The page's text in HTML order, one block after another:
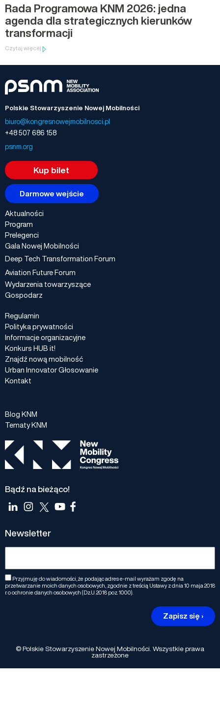
Rada Programowa KNM 2026: jedna
agenda dla strategicznych kierunków
transformacji
Czytaj więcej
Polskie Stowarzyszenie Nowej Mobilności
biuro@kongresnowejmobilnosci.pl
+48 507 686 158
psnm.org
Kup bilet
Darmowe wejście
Aktualności
Program
Prelegenci
Gala Nowej Mobilności
Deep Tech Transformation Forum
Aviation Future Forum
Wydarzenia towarzyszące
Gospodarz
Regulamin
Polityka prywatności
Informacje organizacyjne
Konkurs HUB it!
Znajdź nową mobilność
Urban Innovator Głosowanie
Kontakt
Blog KNM
Tematy KNM
Bądź na bieżąco!
Newsletter
Przyjmuję do wiadomości, że podając adres e-mail wyrażam zgodę na
przetwarzanie moich danych osobowych, zgodnie z treścią Ustawy z dnia 10 maja 2018
r. o ochronie danych osobowych (Dz.U. 2018 poz. 1000).
Zapisz się ›
© Polskie Stowarzyszenie Nowej Mobilności. Wszystkie prawa
zastrzeżone